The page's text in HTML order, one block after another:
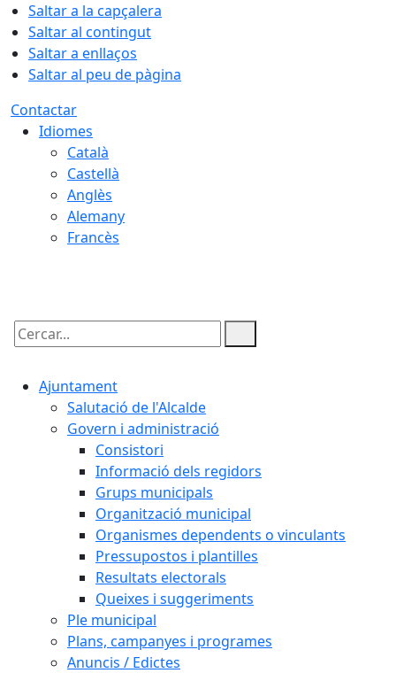
Saltar a la capçalera
Saltar al contingut
Saltar a enllaços
Saltar al peu de pàgina
Contactar
Idiomes
Català
Castellà
Anglès
Alemany
Francès
Cercar:
Ajuntament
Salutació de l'Alcalde
Govern i administració
Consistori
Informació dels regidors
Grups municipals
Organització municipal
Organismes dependents o vinculants
Pressupostos i plantilles
Resultats electorals
Queixes i suggeriments
Ple municipal
Plans, campanyes i programes
Anuncis / Edictes